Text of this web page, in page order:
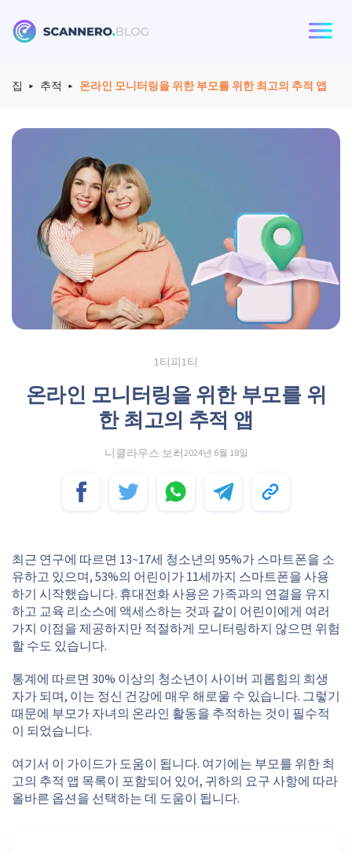
집 추적 온라인 모니터링을 위한 부모를 위한 최고의 추적 앱
1티피1티
온라인 모니터링을 위한 부모를 위
한 최고의 추적 앱
니클라우스 보러2024년 6월 18일
최근 연구에 따르면 13~17세 청소년의 95%가 스마트폰을 소
유하고 있으며, 53%의 어린이가 11세까지 스마트폰을 사용
하기 시작했습니다. 휴대전화 사용은 가족과의 연결을 유지
하고 교육 리소스에 액세스하는 것과 같이 어린이에게 여러
가지 이점을 제공하지만 적절하게 모니터링하지 않으면 위험
할 수도 있습니다.
통계에 따르면 30% 이상의 청소년이 사이버 괴롭힘의 희생
자가 되며, 이는 정신 건강에 매우 해로울 수 있습니다. 그렇기
때문에 부모가 자녀의 온라인 활동을 추적하는 것이 필수적
이 되었습니다.
여기서 이 가이드가 도움이 됩니다. 여기에는 부모를 위한 최
고의 추적 앱 목록이 포함되어 있어, 귀하의 요구 사항에 따라
올바른 옵션을 선택하는 데 도움이 됩니다.